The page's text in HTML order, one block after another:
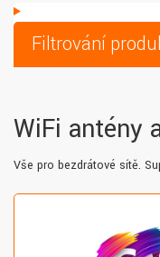
Filtrování
WiFi antény
Vše pro bezdrátové sítě.